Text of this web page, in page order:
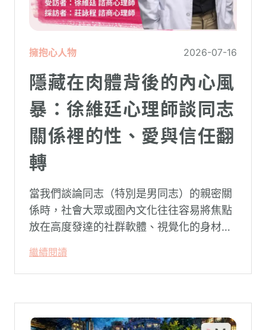
擁抱心人物 2026-07-16
隱藏在肉體背後的內心風
暴：徐維廷心理師談同志
關係裡的性、愛與信任翻
轉
當我們談論同志（特別是男同志）的親密關
係時，社會大眾或圈內文化往往容易將焦點
放在高度發達的社群軟體、視覺化的身材資
砲文化的普及度上。
繼續閱讀